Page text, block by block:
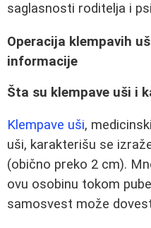
saglasnosti roditelja i
Operacija klempavih
informacije
Šta su klempave uši i
Klempave uši,
uši, karakterišu se
(obično preko 2 cm).
ovu osobinu tokom
samosvest može